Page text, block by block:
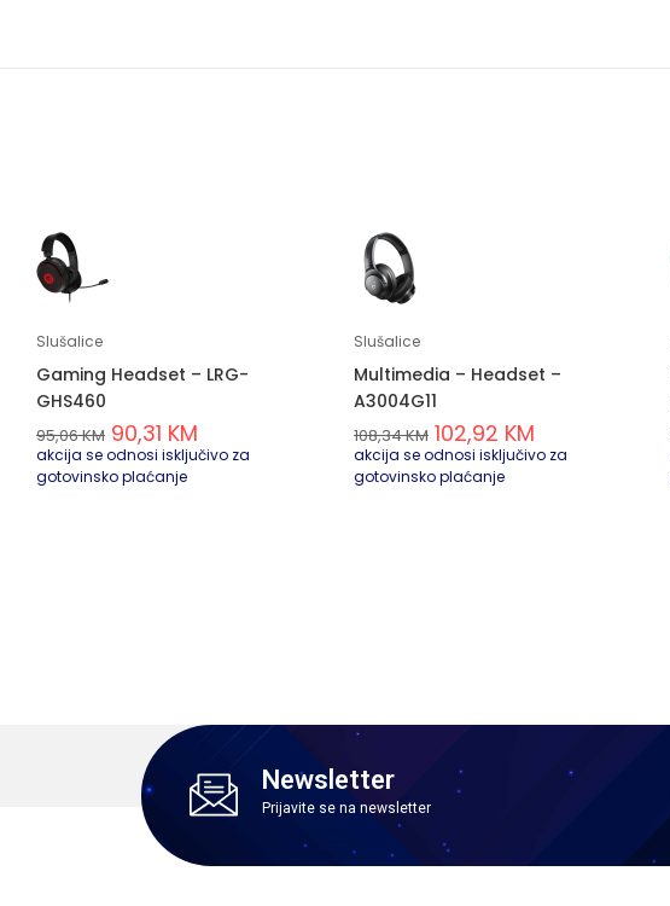
Slušalice
Gaming Headset – LRG-
GHS460
95,06KM 90,31 KM
akcija se odnosi isključivo za
gotovinsko plaćanje
Slušalice
Multimedia – Headset –
A3004G11
108,34KM 102,92 KM
akcija se odnosi isključivo za
gotovinsko plaćanje
Newsletter
Prijavite se na newsletter